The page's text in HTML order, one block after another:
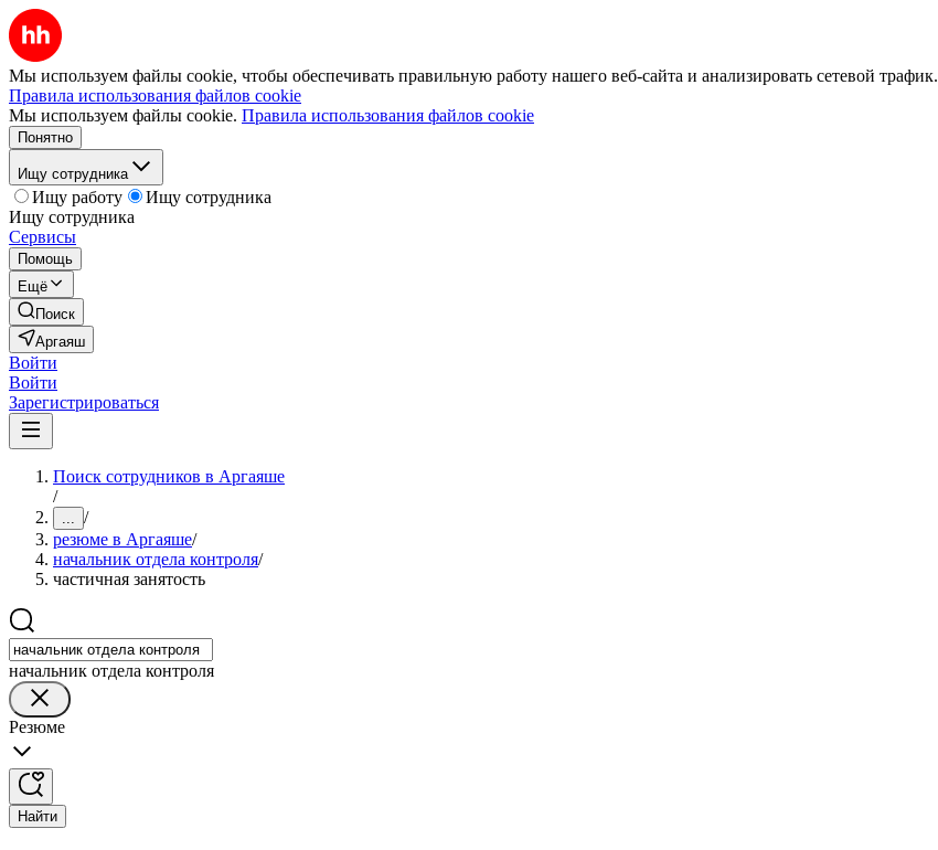
Мы используем файлы cookie, чтобы обеспечивать правильную работу нашего веб-сайта и анализировать сетевой трафик.
Правила использования файлов cookie
Мы используем файлы cookie. Правила использования файлов cookie
Понятно
Ищу сотрудника
Ищу работу
Ищу сотрудника
Ищу сотрудника
Сервисы
Помощь
Ещё
Поиск
Аргаяш
Войти
Войти
Зарегистрироваться
Поиск сотрудников в Аргаяше
/
... /
резюме в Аргаяше/
начальник отдела контроля/
частичная занятость
начальник отдела контроля
Резюме
Найти